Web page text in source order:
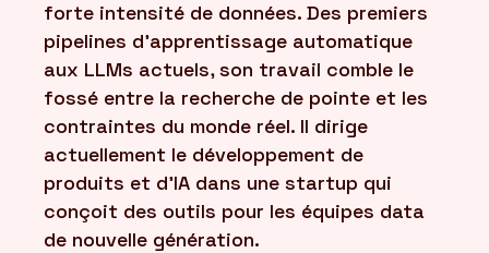
forte intensité de données. Des premiers
pipelines d'apprentissage automatique
aux LLMs actuels, son travail comble le
fossé entre la recherche de pointe et les
contraintes du monde réel. Il dirige
actuellement le développement de
produits et d'IA dans une startup qui
conçoit des outils pour les équipes data
de nouvelle génération.